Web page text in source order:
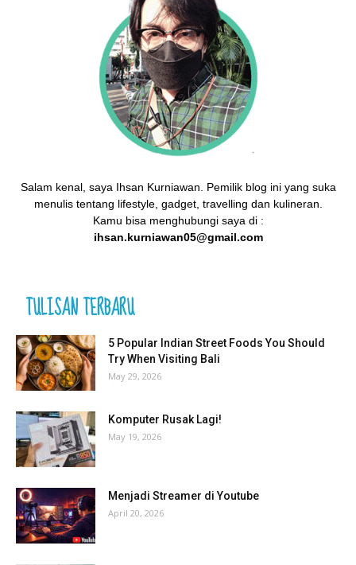
Salam kenal, saya Ihsan Kurniawan. Pemilik blog ini yang suka
menulis tentang lifestyle, gadget, travelling dan kulineran.
Kamu bisa menghubungi saya di :
ihsan.kurniawan05@gmail.com
TULISAN TERBARU
5 Popular Indian Street Foods You Should
Try When Visiting Bali
May 29, 2026
Komputer Rusak Lagi!
May 19, 2026
Menjadi Streamer di Youtube
April 20, 2026